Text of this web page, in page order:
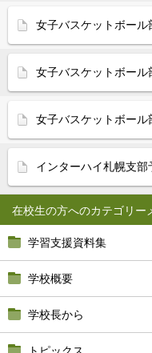
在校生の方へ
学習支援資料集
学校概要
学校長から
女子バスケットボー
女子バスケットボー
女子バスケットボー
インターハイ札幌支部